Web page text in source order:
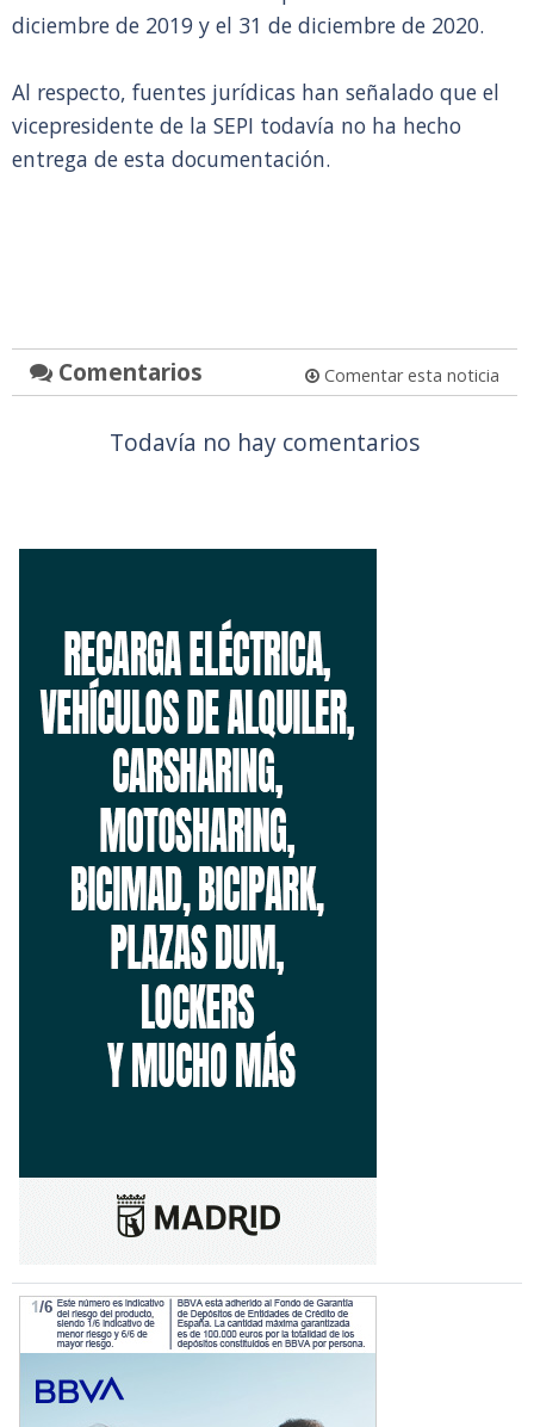
diciembre de 2019 y el 31 de diciembre de 2020.
Al respecto, fuentes jurídicas han señalado que el
vicepresidente de la SEPI todavía no ha hecho
entrega de esta documentación.
Comentarios Comentar esta noticia
Todavía no hay comentarios